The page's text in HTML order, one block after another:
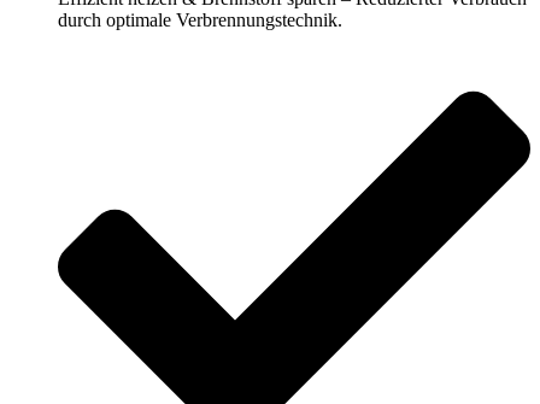
durch optimale Verbrennungstechnik.